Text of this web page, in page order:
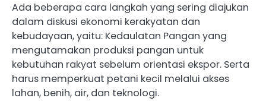
Ada beberapa cara langkah yang sering diajukan
dalam diskusi ekonomi kerakyatan dan
kebudayaan, yaitu: Kedaulatan Pangan yang
mengutamakan produksi pangan untuk
kebutuhan rakyat sebelum orientasi ekspor. Serta
harus memperkuat petani kecil melalui akses
lahan, benih, air, dan teknologi.